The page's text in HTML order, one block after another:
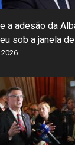
a adesão da
sob a janela